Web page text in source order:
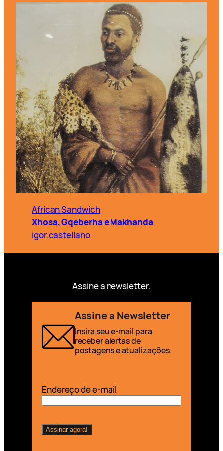
African Sandwich
Xhosa, Gqeberha e Makhanda
igor.castellano
Assine a newsletter.
Assine a Newsletter
Insira seu e-mail para
receber alertas de
postagens e atualizações.
Endereço de e-mail